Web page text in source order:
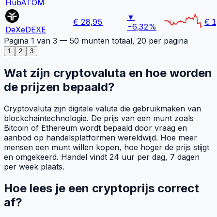
HubATOM
DeXeDEXE
€ 28,95
▼
-6,32%
€
Pagina 1 van 3 — 50 munten totaal, 20 per pagina
1 2 3
Wat zijn cryptovaluta en hoe worden
de prijzen bepaald?
Cryptovaluta zijn digitale valuta die gebruikmaken van
blockchaintechnologie. De prijs van een munt zoals
Bitcoin of Ethereum wordt bepaald door vraag en
aanbod op handelsplatformen wereldwijd. Hoe meer
mensen een munt willen kopen, hoe hoger de prijs stijgt
en omgekeerd. Handel vindt 24 uur per dag, 7 dagen
per week plaats.
Hoe lees je een cryptoprijs correct
af?